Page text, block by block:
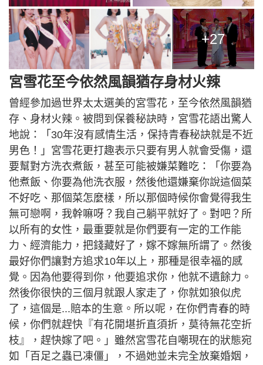
+27
宮雪花至今依然風韻猶存身材火辣
曾經參加過世界太太選美的宮雪花，至今依然風韻猶
存、身材火辣。被問到保養秘訣時，宮雪花語出驚人
地說：「30年沒有感情生活，保持青春秘訣就是不近
男色！」宮雪花更打趣表示只要有男人就會受傷，還
要幫對方洗衣煮飯，甚至可能被嫌菜難吃：「你要為
他煮飯、你要為他洗衣服，然後他還嫌棄你說這個菜
不好吃、那個菜怎麼樣，所以那個時候你會覺得我生
無可戀啊，我幹嘛呀？我自己躺平就好了。對吧？所
以所有的女性，最重要就是你們要有一定的工作能
力、經濟能力，把錢藏好了，嫁不嫁無所謂了。然後
最好你們讓對方追求10年以上，那種是很幸福的感
覺。因為他要得到你，他要追求你，他就不遺餘力。
然後你很快的三個月就跟人家走了，你就如狼似虎
了，這個是...賠本的生意。所以呢，在你們青春的時
候，你們就趕快『有花開堪折直須折，莫待無花空折
枝』，趕快嫁了吧。」雖然宮雪花自嘲現在的狀態宛
如「百足之蟲已凍僵」，不過她並未完全放棄婚姻，